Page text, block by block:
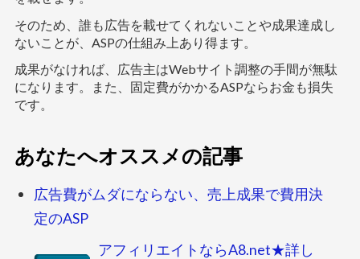
そのため、誰も広告を載せてくれないことや成果達成し
ないことが、ASPの仕組み上あり得ます。
成果がなければ、広告主はWebサイト調整の手間が無駄
になります。また、固定費がかかるASPならお金も損失
です。
あなたへオススメの記事
広告費がムダにならない、売上成果で費用決
定のASP
アフィリエイトならA8.net★詳し